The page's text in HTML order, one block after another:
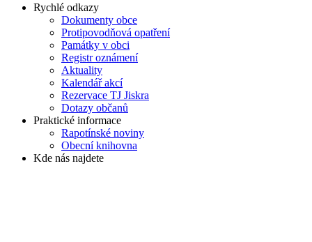
Rychlé odkazy
Dokumenty obce
Protipovodňová opatření
Památky v obci
Registr oznámení
Aktuality
Kalendář akcí
Rezervace TJ Jiskra
Dotazy občanů
Praktické informace
Rapotínské noviny
Obecní knihovna
Kde nás najdete